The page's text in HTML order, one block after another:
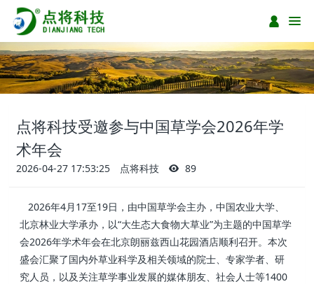
点将科技受邀参与中国草学会2026年学
术年会
2026-04-27 17:53:25 点将科技 89
2026年4月17至19日，由中国草学会主办，中国农业大学、
北京林业大学承办，以“大生态大食物大草业”为主题的中国草学
会2026年学术年会在北京朗丽兹西山花园酒店顺利召开。本次
盛会汇聚了国内外草业科学及相关领域的院士、专家学者、研
究人员，以及关注草学事业发展的媒体朋友、社会人士等1400